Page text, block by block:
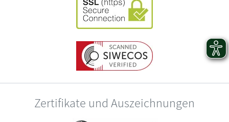
Zertifikate und Auszeichnungen